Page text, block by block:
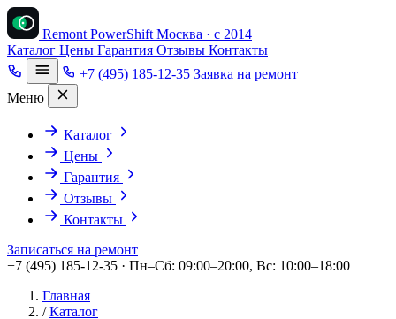
Remont PowerShift Москва · с 2014
Каталог Цены Гарантия Отзывы Контакты
+7 (495) 185-12-35 Заявка на ремонт
Меню
Каталог
Цены
Гарантия
Отзывы
Контакты
Записаться на ремонт
+7 (495) 185-12-35 · Пн–Сб: 09:00–20:00, Вс: 10:00–18:00
Главная
/ Каталог